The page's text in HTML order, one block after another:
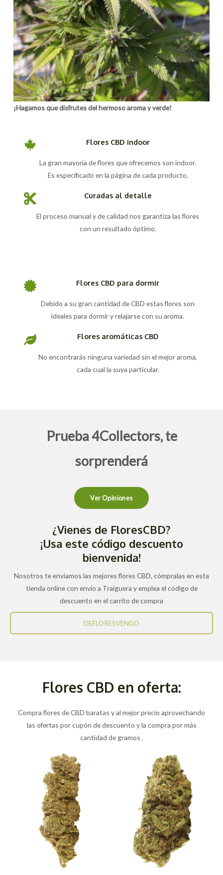
¡Hagamos que disfrutes del hermoso aroma y verde!
Flores CBD indoor
La gran mayoría de flores que ofrecemos son indoor.
Es especificado en la página de cada producto.
Curadas al detalle
El proceso manual y de calidad nos garantiza las flores
con un resultado óptimo.
Flores CBD para dormir
Debido a su gran cantidad de CBD estas flores son
ideales para dormir y relajarse con su aroma.
Flores aromáticas CBD
No encontrarás ninguna variedad sin el mejor aroma,
cada cual la suya particular.
Prueba 4Collectors, te
sorprenderá
Ver Opiniones
¿Vienes de FloresCBD?
¡Usa este código descuento
bienvenida!
Nosotros te enviamos las mejores flores CBD, cómpralas en esta
tienda online con envío a Traiguera y emplea el código de
descuento en el carrito de compra
DEFLORESVENGO
Flores CBD en oferta:
Compra flores de CBD baratas y al mejor precio aprovechando
las ofertas por cupón de descuento y la compra por más
cantidad de gramos .